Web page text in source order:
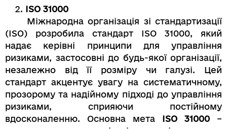
ISO 31000
Міжнародна організація зі стандартизації
(ISO) розробила стандарт ISO 31000, який
надає керівні принципи для управління
ризиками, застосовні до будь-якої організації,
незалежно від її розміру чи галузі. Цей
стандарт акцентує увагу на систематичному,
прозорому та надійному підході до управління
ризиками, сприяючи постійному
вдосконаленню. Основна мета ISO 31000 –